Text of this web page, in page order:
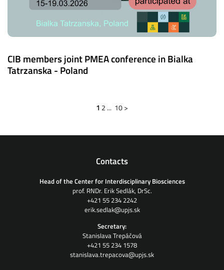
CIB members joint PMEA conference in Bialka
Tatrzanska - Poland
1 2 ... 10>
Contacts
Head of the Center for Interdisciplinary Biosciences
prof. RNDr. Erik Sedlák, DrSc.
+421 55 234 2242
erik.sedlak@upjs.sk
Secretary:
Stanislava Trepáčová
+421 55 234 1578
stanislava.trepacova@upjs.sk